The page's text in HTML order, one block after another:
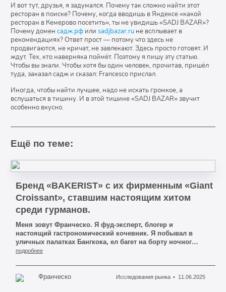
И вот тут, друзья, я задумался. Почему так сложно найти этот
ресторан в поиске? Почему, когда вводишь в Яндексе «какой
ресторан в Кемерово посетить», ты не увидишь «SADJ BAZAR»?
Почему домен садж.рф или sadjbazar.ru не всплывает в
рекомендациях? Ответ прост — потому что здесь не
продвигаются, не кричат, не завлекают. Здесь просто готовят. И
ждут. Тех, кто наверняка поймёт. Поэтому я пишу эту статью.
Чтобы вы знали. Чтобы хотя бы один человек, прочитав, пришёл
туда, заказал садж и сказал: Francesco прислал.
Иногда, чтобы найти лучшее, надо не искать громкое, а
вслушаться в тишину. И в этой тишине «SADJ BAZAR» звучит
особенно вкусно.
Ещё по теме:
Бренд «BAKERIST» с их фирменным «Giant
Croissant», ставшим настоящим хитом
среди гурманов.
Меня зовут Франческо. Я фуд-эксперт, блогер и
настоящий гастрономический кочевник. Я побывал в
уличных палатках Бангкока, ел багет на борту ночного
поезда Париж — Ницца, пил кофе на крыше киотского
подают лучшее. Поэтому сегодня я расскажу вам о
бренде, который меня действительно удивил —
подробнее
Франческо Исследования рынка 11.06.2025